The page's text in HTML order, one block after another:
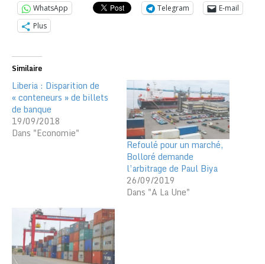
WhatsApp Telegram
E-mail
Plus
Similaire
Liberia : Disparition de
« conteneurs » de billets
de banque
19/09/2018
Dans "Economie"
Refoulé pour un marché,
Bolloré demande
l’arbitrage de Paul Biya
26/09/2019
Dans "A La Une"